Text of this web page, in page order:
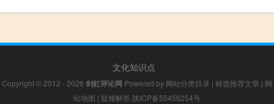
文化知识点
Copyright © 2012 - 2026 剑虹评论网 Powered by 网站分类目录 | 精选推荐文章 | 网
站地图 | 疑难解答 陕ICP备55456254号